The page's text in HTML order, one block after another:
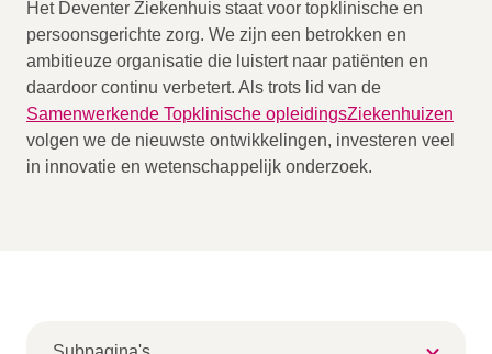
Organisatie
Patiëntenraad
Steun de Vrienden Van
Strategie
Zorg in Salland
Het Deventer Ziekenhuis staat voor topklinische en
persoonsgerichte zorg. We zijn een betrokken en
ambitieuze organisatie die luistert naar patiënten en
daardoor continu verbetert. Als trots lid van de
Samenwerkende Topklinische opleidingsZiekenhuizen
volgen we de nieuwste ontwikkelingen, investeren veel
in innovatie en wetenschappelijk onderzoek.